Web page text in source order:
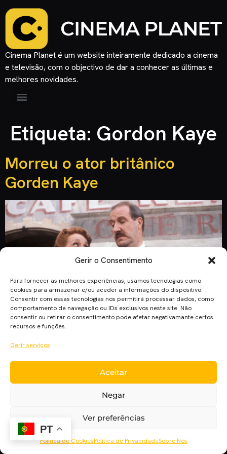
Gerir o Consentimento
Para fornecer as melhores experiências, usamos tecnologias como
cookies para armazenar e/ou aceder a informações do dispositivo.
Consentir com essas tecnologias nos permitirá processar dados, como
comportamento de navegação ou IDs exclusivos neste site. Não
consentir ou retirar o consentimento pode afetar negativamante certos
recursos e funções.
Gerir serviços
Aceitar
Negar
Ver preferências
Política de CookiesPolítica de PrivacidadeSobre Nós
Cinema Planet é um website inteiramente dedicado a cinema
e televisão, com o objectivo de dar a conhecer as últimas e
melhores novidades.
Etiqueta: Gordon Kaye
Morreu o ator britânico
Gorden Kaye
Gorden Kaye morreu ontem aos 75 anos na casa de repouso
onde vivia. Foi o antigo agente do ator que avançou a notícia,
mundo. Com quase 40 anos de carreira, Gorden tornou-se
conhecido pela série dos anos 80 ‘Allo ‘Allo! onde
interpretava René Artois. Entre […]
PT